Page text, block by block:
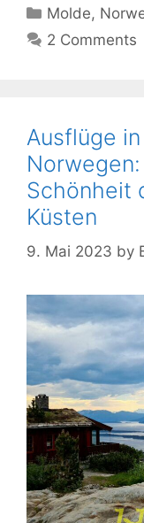
Kategorien
Molde,
2 Comments
Ausflüge
Schönheit
Küsten
9. Mai 2023 by